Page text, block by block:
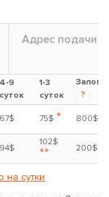
Адрес подачи
4-9
суток
1-3
суток
Залог
?
67$ 75$ * 800$
94$
102$
** 200$
на сутки